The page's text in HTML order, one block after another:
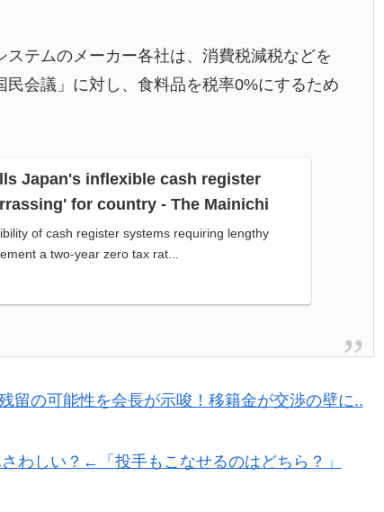
ドで救助されて人の脚の下に潜り込む【海外の反
級の火山の兆し＝韓国の反応
者が出た？？」
ロックされててウケた」→結末がめっちゃおもろい
接待があった模様…」→「メダル剥奪なのでは…？
入へ「アーセナルサポの好きなクラブで良かった」
備で大谷ドジャース撃破に貢献「トレードされなく
んだ約束を守らないことに海外大騒ぎ！（海外の反
テムのメーカー各社は、消費税減税などを
会議」に対し、食料品を税率0%にするため
Japan's inflexible cash register
for country - The Mainichi
of cash register systems requiring lengthy
a two-year zero tax rat...
留の可能性を会長が示唆！移籍金が交渉の壁に..
わしい？←「投手もこなせるのはどちら？」